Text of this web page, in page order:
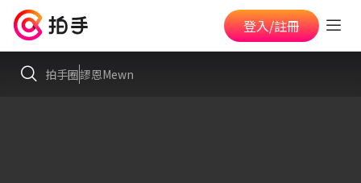
登入/註冊
拍手圈謬恩Mewn